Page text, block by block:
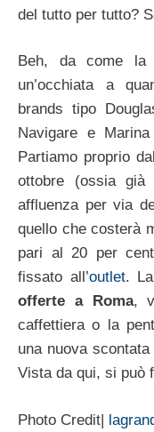
del tutto per tutto?
Beh, da come la
un’occhiata a
brands tipo
Navigare e
Partiamo proprio
ottobre (ossia già
affluenza per via
quello che costerà
pari al 20 per
fissato all’outlet.
offerte a Roma,
caffettiera o la
una nuova
Vista da qui, si può
Photo Credit|